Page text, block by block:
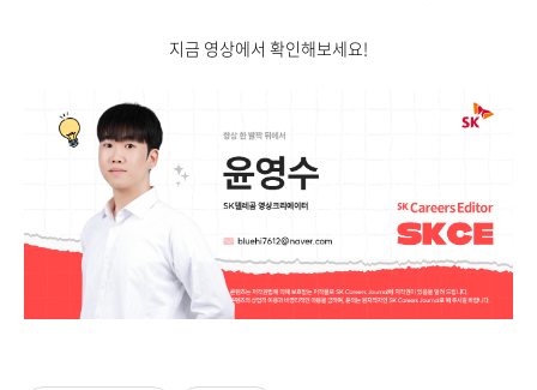
지금 영상에서 확인해보세요!